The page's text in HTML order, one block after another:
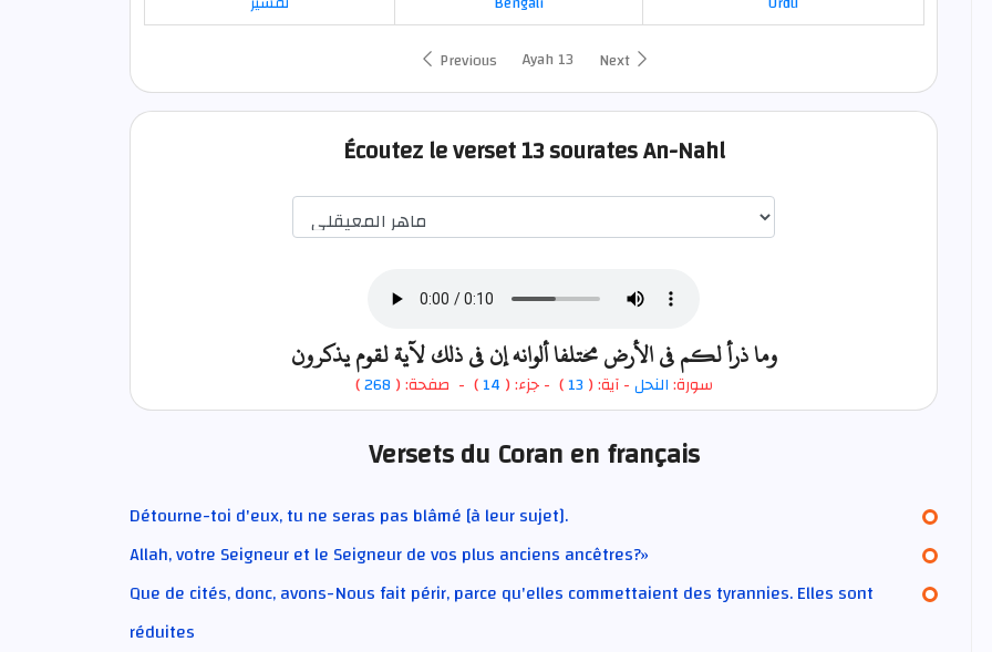
Previous
Ayah 13 Next
Écoutez le verset 13 sourates An-Nahl
وما ذرأ لكم في الأرض مختلفا ألوانه إن في ذلك لآية لقوم يذكرون
سورة:النحل- آية: (13
) - جزء: ( 14) - صفحة: ( 268
)
Versets du Coran en français
Détourne-toi d'eux, tu ne seras pas blâmé [à leur sujet].
Allah, votre Seigneur et le Seigneur de vos plus anciens ancêtres?»
Que de cités, donc, avons-Nous fait périr, parce qu'elles commettaient des tyrannies. Elles sont
réduites